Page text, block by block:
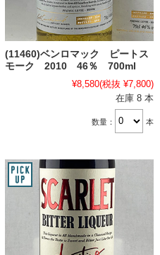
(11460)ベンロマック ピートス
モーク 2010 46％ 700ml
¥8,580(税抜 ¥7,800)
在庫 8 本
数量： 本